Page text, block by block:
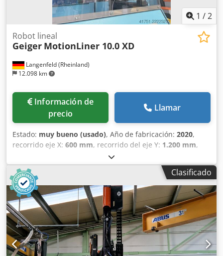
1 /2
Langenfeld (Rheinland)
12.098 km
Robot lineal
Geiger MotionLiner 10.0 XD
Información de
precio
Llamar
Estado: muy bueno (usado), Año de fabricación: 2020,
recorrido eje X: 600 mm, recorrido del eje Y: 1.200 mm,
1.900 mm, anchura del armario
eléctrico:76 mm, longitud del armario eléctrico:46 mm,
altura del armario eléctrico:
, Geiger MotionLiner
10.0 XD N.º de referencia: 503651 Tipo de máquina/ Tipo
de dispositivo: Manipulación Fabricante: Geiger Modelo:
MotionLiner 10.0 XD Año de fabricación: 2020 Peso de
manipulación: 10 kg Carrera del eje X: 600 mm Carrera del
eje Y: 1200 mm Dsdpfx Ajzhkn Eepbeck Carrera del eje Z:
1900 mm Dimensiones de la consola: 115 cm x 20 cm x 76
cm Dimensiones del armario de control: 76 cm x 46 cm x
Clasificado